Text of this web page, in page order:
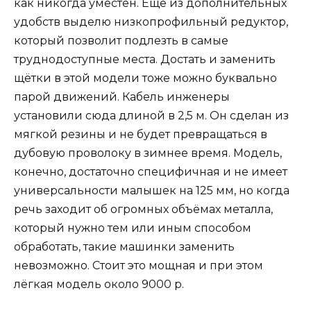
как никогда уместен. Ещё из дополнительных
удобств выделю низкопрофильный редуктор,
который позволит подлезть в самые
труднодоступные места. Достать и заменить
щётки в этой модели тоже можно буквально
парой движений. Кабель инженеры
установили сюда длиной в 2,5 м. Он сделан из
мягкой резины и не будет превращаться в
дубовую проволоку в зимнее время. Модель,
конечно, достаточно специфичная и не имеет
универсальности малышек на 125 мм, но когда
речь заходит об огромных объёмах металла,
который нужно тем или иным способом
обработать, такие машинки заменить
невозможно. Стоит это мощная и при этом
лёгкая модель около 9000 р.